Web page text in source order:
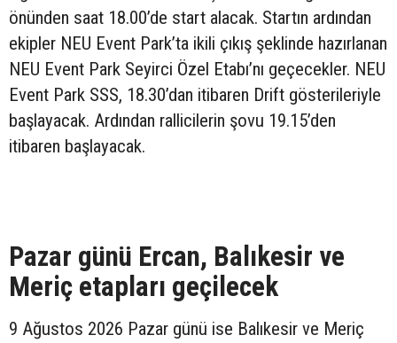
önünden saat 18.00’de start alacak. Startın ardından
ekipler NEU Event Park’ta ikili çıkış şeklinde hazırlanan
NEU Event Park Seyirci Özel Etabı’nı geçecekler. NEU
Event Park SSS, 18.30’dan itibaren Drift gösterileriyle
başlayacak. Ardından rallicilerin şovu 19.15’den
itibaren başlayacak.
Pazar günü Ercan, Balıkesir ve
Meriç etapları geçilecek
9 Ağustos 2026 Pazar günü ise Balıkesir ve Meriç